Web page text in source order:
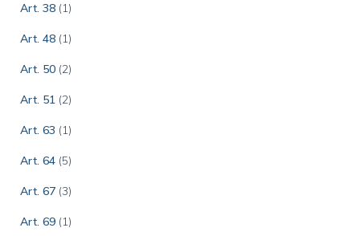
Art. 38 (1)
Art. 48 (1)
Art. 50 (2)
Art. 51 (2)
Art. 63 (1)
Art. 64 (5)
Art. 67 (3)
Art. 69 (1)